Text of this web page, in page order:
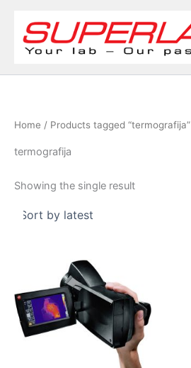
content
Home / Products tagged “termografija”
termografija
Showing the single result